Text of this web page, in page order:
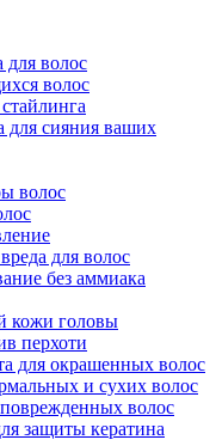
для волос
волос
для сияния ваших
волос
для волос
без аммиака
кожи головы
перхоти
для окрашенных волос
и сухих волос
волос
защиты кератина